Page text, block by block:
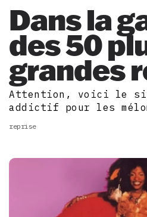
Dans la
des 50
grandes
Attention, voici le
addictif pour les
reprise